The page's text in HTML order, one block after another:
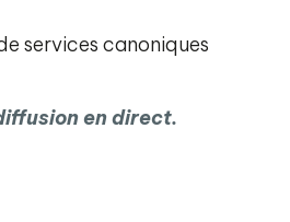
services canoniques
en direct.